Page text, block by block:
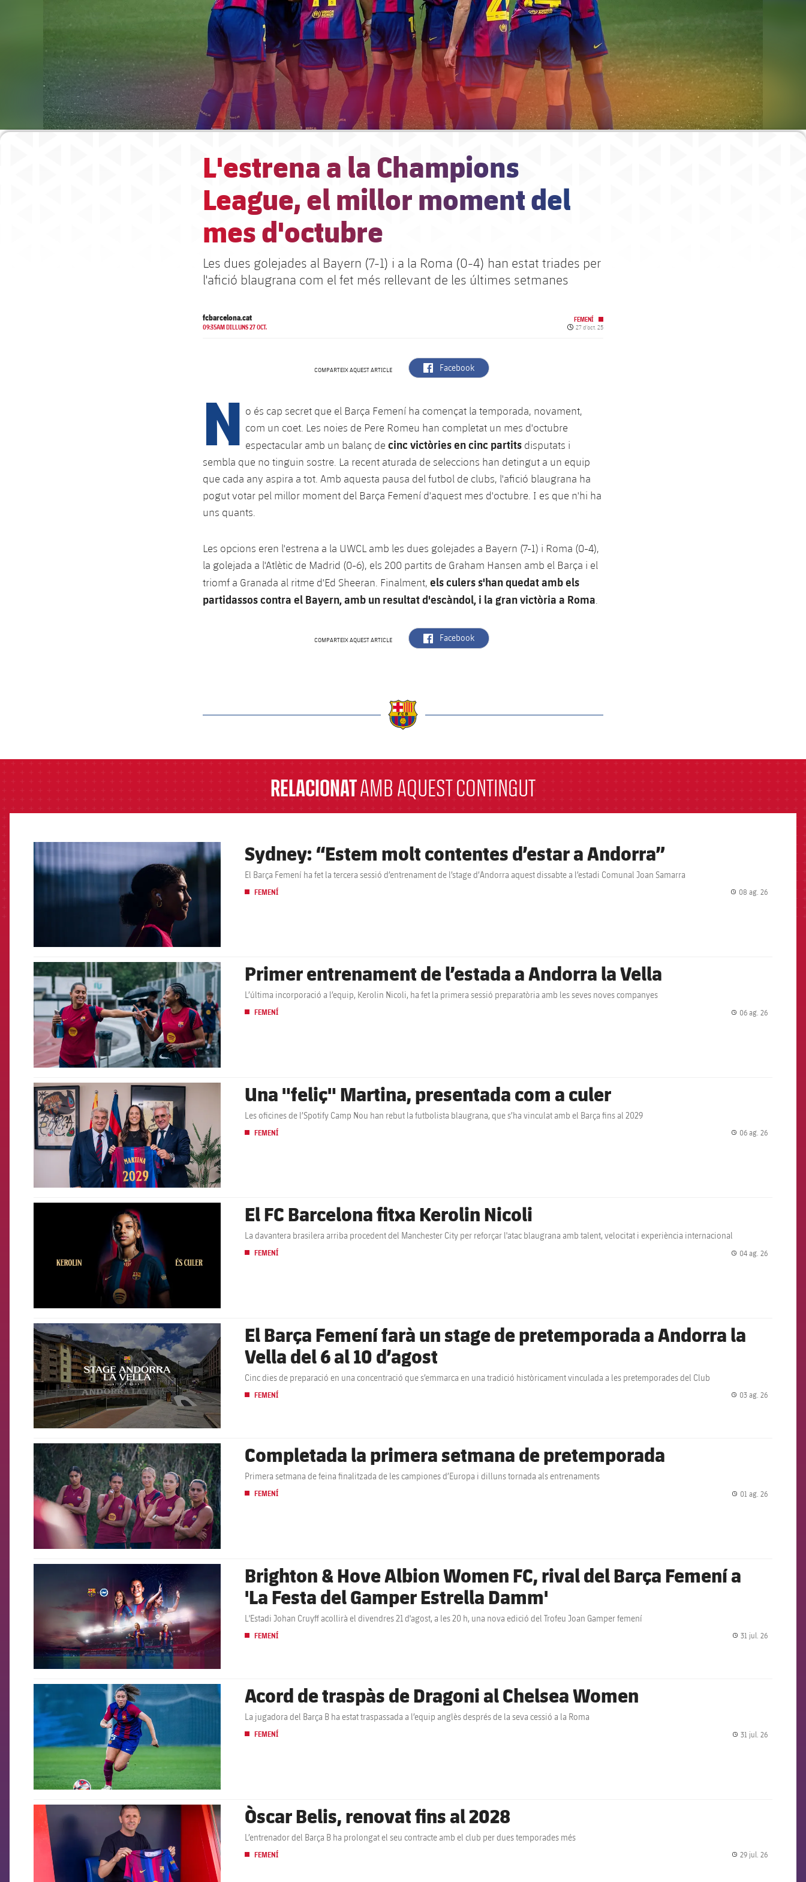
L'estrena a la Champions
League, el millor moment del
mes d'octubre
Les dues golejades al Bayern (7-1) i a la Roma (0-4) han estat triades per
l'afició blaugrana com el fet més rellevant de les últimes setmanes
fcbarcelona.cat
09:35AM DILLUNS 27 OCT.
FEMENÍ
Data de publicació
27 d’oct. 25
COMPARTEIX AQUEST ARTICLE label.aria.facebook
Facebook
N o és cap secret que el Barça Femení ha començat la temporada, novament,
com un coet. Les noies de Pere Romeu han completat un mes d'octubre
espectacular amb un balanç de cinc victòries en cinc partits disputats i
sembla que no tinguin sostre. La recent aturada de seleccions han detingut a un equip
que cada any aspira a tot. Amb aquesta pausa del futbol de clubs, l'afició blaugrana ha
pogut votar pel millor moment del Barça Femení d'aquest mes d'octubre. I es que n'hi ha
uns quants.
Les opcions eren l'estrena a la UWCL amb les dues golejades a Bayern (7-1) i Roma (0-4),
la golejada a l'Atlètic de Madrid (0-6), els 200 partits de Graham Hansen amb el Barça i el
triomf a Granada al ritme d'Ed Sheeran. Finalment, els culers s'han quedat amb els
partidassos contra el Bayern, amb un resultat d'escàndol, i la gran victòria a Roma.
COMPARTEIX AQUEST ARTICLE label.aria.facebook
Facebook
RELACIONATAMB AQUEST CONTINGUT
Sydney: “Estem molt contentes d’estar a Andorra”
El Barça Femení ha fet la tercera sessió d’entrenament de l’stage d’Andorra aquest dissabte a l’estadi Comunal Joan Samarra
FEMENÍ 08 ag. 26
FCB Barcelona badge Primer entrenament de l’estada a Andorra la Vella
L’última incorporació a l’equip, Kerolin Nicoli, ha fet la primera sessió preparatòria amb les seves noves companyes
FEMENÍ 06 ag. 26
FCB Barcelona badge Una "feliç" Martina, presentada com a culer
Les oficines de l’Spotify Camp Nou han rebut la futbolista blaugrana, que s’ha vinculat amb el Barça fins al 2029
FEMENÍ 06 ag. 26
El FC Barcelona fitxa Kerolin Nicoli
La davantera brasilera arriba procedent del Manchester City per reforçar l'atac blaugrana amb talent, velocitat i experiència internacional
FEMENÍ 04 ag. 26
FCB Barcelona badge
El Barça Femení farà un stage de pretemporada a Andorra la
Vella del 6 al 10 d’agost
Cinc dies de preparació en una concentració que s’emmarca en una tradició històricament vinculada a les pretemporades del Club
FEMENÍ 03 ag. 26
FCB Barcelona badge Completada la primera setmana de pretemporada
Primera setmana de feina finalitzada de les campiones d’Europa i dilluns tornada als entrenaments
FEMENÍ 01 ag. 26
Brighton & Hove Albion Women FC, rival del Barça Femení a
'La Festa del Gamper Estrella Damm'
L'Estadi Johan Cruyff acollirà el divendres 21 d'agost, a les 20 h, una nova edició del Trofeu Joan Gamper femení
FEMENÍ 31 jul. 26
FCB Barcelona badge Acord de traspàs de Dragoni al Chelsea Women
La jugadora del Barça B ha estat traspassada a l’equip anglès després de la seva cessió a la Roma
FEMENÍ 31 jul. 26
FCB Barcelona badge Òscar Belis, renovat fins al 2028
L’entrenador del Barça B ha prolongat el seu contracte amb el club per dues temporades més
FEMENÍ 29 jul. 26